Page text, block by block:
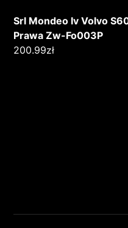
Srl Mondeo Iv Volvo
Prawa Zw-Fo003P
200.99zł